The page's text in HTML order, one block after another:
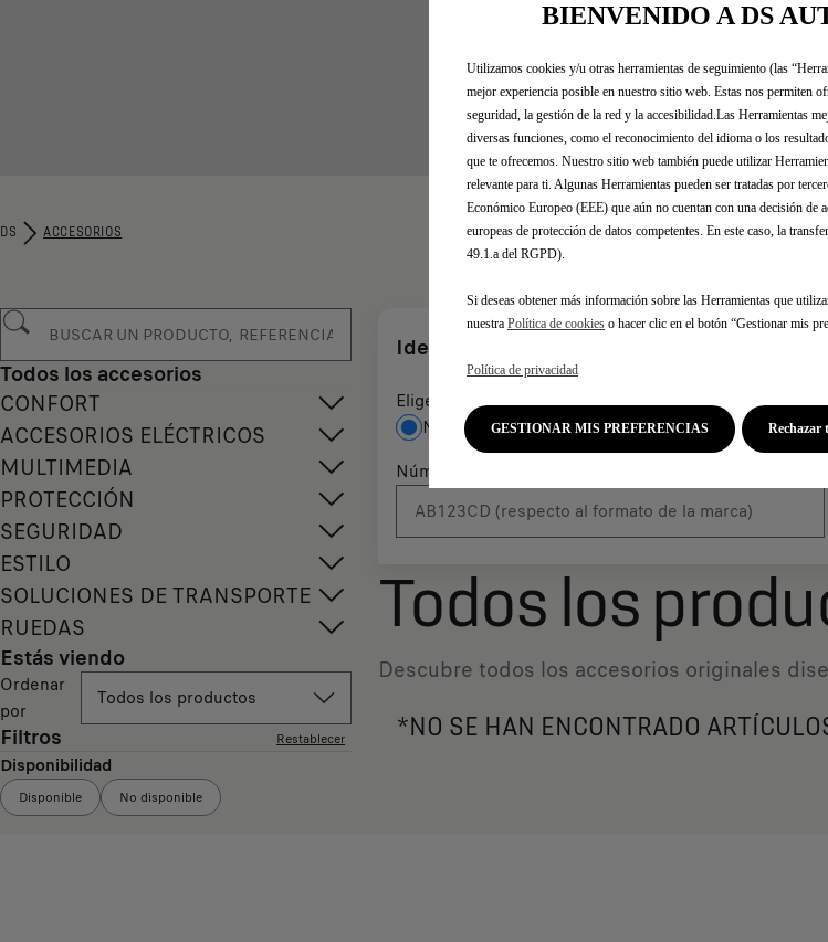
DS ACCESORIOS
Todos los accesorios
CONFORT
ACCESORIOS ELÉCTRICOS
MULTIMEDIA
PROTECCIÓN
SEGURIDAD
ESTILO
SOLUCIONES DE TRANSPORTE
RUEDAS
Estás viendo
Ordenar
por
Todos los productos
Filtros Restablecer
Disponibilidad
Disponible No disponible
Identifica tu vehículo
Elige cómo identificas tu vehículo y rellena los datos
Número de matrícula
Modelo
VIN
Número de matrícula
Todos los
Descubre todos los accesorios originales
*NO SE HAN ENCONTRADO
BIENVENIDO A DS
Utilizamos cookies y/u otras herramientas de seguimiento (las
mejor experiencia posible en nuestro sitio web. Estas nos permiten
seguridad, la gestión de la red y la accesibilidad.Las Herramientas
diversas funciones, como el reconocimiento del idioma o los
que te ofrecemos. Nuestro sitio web también puede utilizar
relevante para ti. Algunas Herramientas pueden ser tratadas por
Económico Europeo (EEE) que aún no cuentan con una decisión de
europeas de protección de datos competentes. En este caso, la
49.1.a del RGPD).
Si deseas obtener más información sobre las Herramientas que
nuestra Política de cookies o hacer clic en el botón “Gestionar mis
Política de privacidad
GESTIONAR MIS PREFERENCIAS Rechazar